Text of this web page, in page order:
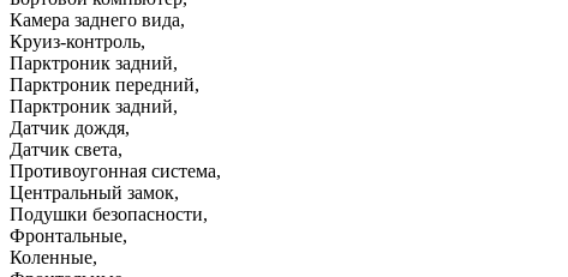
Камера заднего вида,
Круиз-контроль,
Парктроник задний,
Парктроник передний,
Парктроник задний,
Датчик дождя,
Датчик света,
Противоугонная система,
Центральный замок,
Подушки безопасности,
Фронтальные,
Коленные,